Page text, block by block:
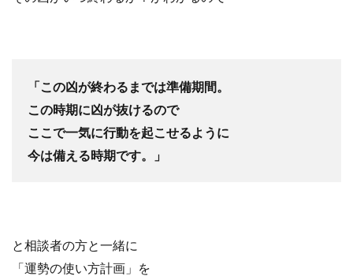
「この凶が終わるまでは準備期間。
この時期に凶が抜けるので
ここで一気に行動を起こせるように
今は備える時期です。」
と相談者の方と一緒に
「運勢の使い方計画」を